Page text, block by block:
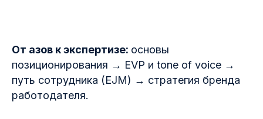
От азов к экспертизе: основы
позиционирования → EVP и tone of voice →
путь сотрудника (EJM) → стратегия бренда
работодателя.